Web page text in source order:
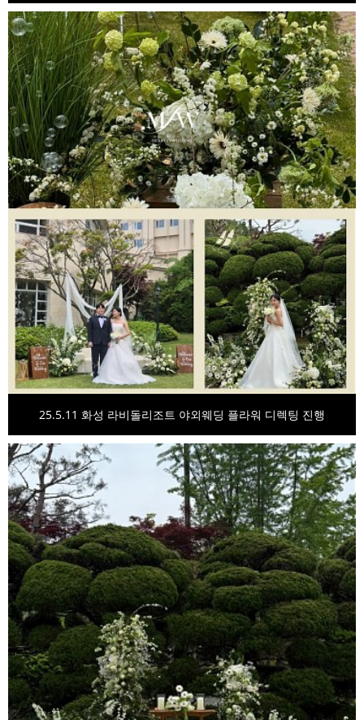
25.5.11 화성 라비돌리조트 야외웨딩 플라워 디렉팅 진행